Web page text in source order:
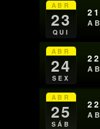
ABR
23
QUI
ABR
24
SEX
ABR
25
SÁB